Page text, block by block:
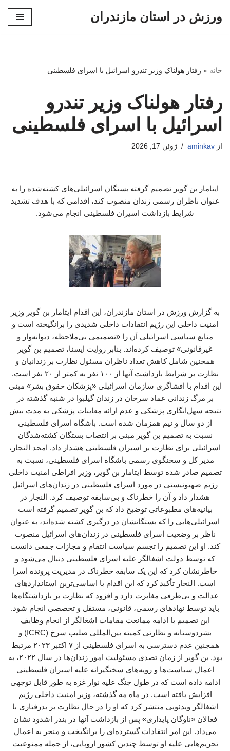
ورزش در استان مازندران
خانه » رفتار هولناک وزیر تندرو اسرائیل با اسرای فلسطینی
رفتار هولناک وزیر تندرو
اسرائیل با اسرای فلسطینی
از aminkav ژوئن 17, 2026
ایتامار بن گویر تصمیم گرفته بستگان اسرائیلی‌های کشته‌شده را به
عنوان ناظران رسمی زندان منصوب کند، اقدامی که با هدف تشدید
شرایط بازداشت اسیران فلسطینی انجام می‌شود.
به گزارش ورزش در استان مازندران، این اقدام ایتامار بن گویر وزیر
امنیت داخلی این رژیم انتقادات داخلی شدیدی را برانگیخته است و
منابع سیاسی اسرائیلی آن را «تصمیمی بی‌ملاحظه، دیوانه‌وار و
غیرقانونی» توصیف کرده‌اند. بنابر روایت ایسنا، تصمیم بن گویر
همچنین شامل کاهش تعداد ناظران مسئول نظارت بر زندانیان و
نظارت بر شرایط بازداشت آنها از ۱۰۰ نفر به کمتر از ۲۰ نفر است.
این اقدام با افشاگری سازمان اسرائیلی «پزشکان حقوق بشر» مبنی
بر مرگ زندانی عماد سرحان در زندان گیلبوا در شنبه گذشته در
نتیجه سهل‌انگاری پزشکی و عدم ارائه معاینات پزشکی به مدت بیش
از دو سال و نیم همزمان شده است. باشگاه اسرای فلسطینی
نسبت به تصمیم بن گویر مبنی بر انتصاب بستگان کشته‌شدگان
اسرائیلی برای نظارت بر اسیران فلسطینی هشدار داد. امجد النجار،
مدیر کل و سخنگوی رسمی باشگاه اسرای فلسطینی، نسبت به
تصمیم صادر شده توسط ایتامار بن گویر، وزیر افراطی امنیت داخلی
رژیم صهیونیستی در مورد اسرای فلسطینی در زندان‌های اسرائیل
هشدار داد و آن را خطرناک و بی‌سابقه توصیف کرد. النجار در
بیانیه‌های مطبوعاتی توضیح داد که بن گویر تصمیم گرفته است
اسرائیلی‌هایی را که بستگانشان در درگیری کشته شده‌اند، به عنوان
ناظر بر وضعیت اسرای فلسطینی در زندان‌های اسرائیل منصوب
کند. او این تصمیم را تجسم سیاست انتقام و مجازات جمعی دانست
که توسط دولت اشغالگر علیه اسرای فلسطینی دنبال می‌شود و
خاطرنشان کرد که این یک سابقه خطرناک در مدیریت پرونده اسرا
است. النجار تأکید کرد که این اقدام با اساسی‌ترین استانداردهای
عدالت و بی‌طرفی مغایرت دارد و افزود که نظارت بر بازداشتگاه‌ها
باید توسط نهادهای رسمی، قانونی، مستقل و تخصصی انجام شود.
این تصمیم با ادامه‌ ممانعت مقامات اشغالگر از انجام وظایف
بشردوستانه و نظارتی کمیته بین‌المللی صلیب سرخ (ICRC) و
همچنین عدم دسترسی به اسرای فلسطینی از ۷ اکتبر ۲۰۲۳ مرتبط
بود. بن گویر از زمان تصدی مسئولیت امور زندان‌ها در سال ۲۰۲۲، به
اعمال سیاست‌ها و رویه‌های سختگیرانه علیه اسیران فلسطینی
ادامه داده است که در طول جنگ علیه نوار غزه به طور قابل توجهی
افزایش یافته است. در ماه مه گذشته، وزیر امنیت داخلی رژیم
اشغالگر ویدئویی منتشر کرد که او را در حال نظارت بر بدرفتاری با
فعالان «ناوگان پایداری» پس از بازداشت آنها در بندر اشدود نشان
می‌داد. این امر انتقادات گسترده‌ای را برانگیخت و منجر به اعمال
تحریم‌هایی علیه او توسط چندین کشور اروپایی، از جمله ممنوعیت